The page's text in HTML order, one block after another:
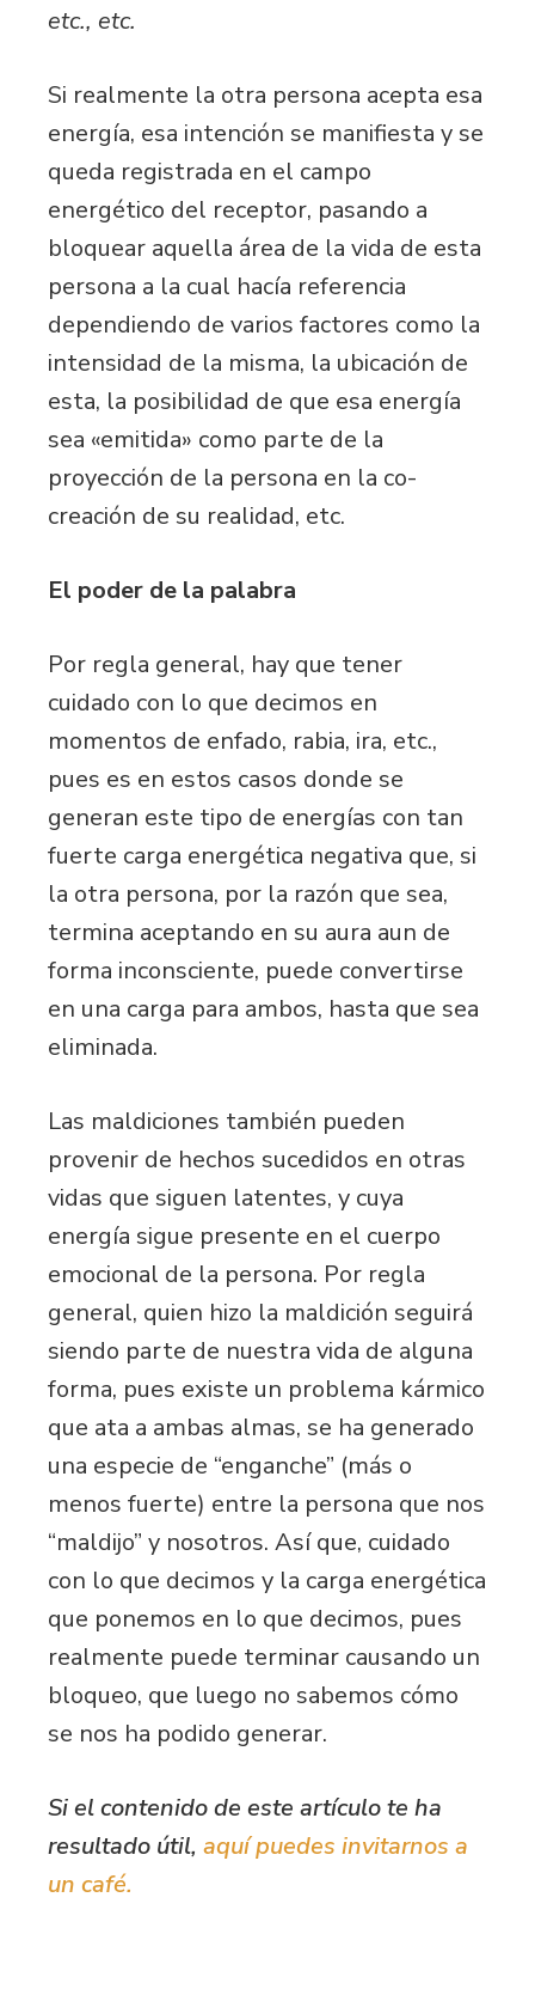
etc., etc.
Si realmente la otra persona acepta esa
energía, esa intención se manifiesta y se
queda registrada en el campo
energético del receptor, pasando a
bloquear aquella área de la vida de esta
persona a la cual hacía referencia
dependiendo de varios factores como la
intensidad de la misma, la ubicación de
esta, la posibilidad de que esa energía
sea «emitida» como parte de la
proyección de la persona en la co-
creación de su realidad, etc.
El poder de la palabra
Por regla general, hay que tener
cuidado con lo que decimos en
momentos de enfado, rabia, ira, etc.,
pues es en estos casos donde se
generan este tipo de energías con tan
fuerte carga energética negativa que, si
la otra persona, por la razón que sea,
termina aceptando en su aura aun de
forma inconsciente, puede convertirse
en una carga para ambos, hasta que sea
eliminada.
Las maldiciones también pueden
provenir de hechos sucedidos en otras
vidas que siguen latentes, y cuya
energía sigue presente en el cuerpo
emocional de la persona. Por regla
general, quien hizo la maldición seguirá
siendo parte de nuestra vida de alguna
forma, pues existe un problema kármico
que ata a ambas almas, se ha generado
una especie de “enganche” (más o
menos fuerte) entre la persona que nos
“maldijo” y nosotros. Así que, cuidado
con lo que decimos y la carga energética
que ponemos en lo que decimos, pues
realmente puede terminar causando un
bloqueo, que luego no sabemos cómo
se nos ha podido generar.
Si el contenido de este artículo te ha
resultado útil, aquí puedes invitarnos a
un café.